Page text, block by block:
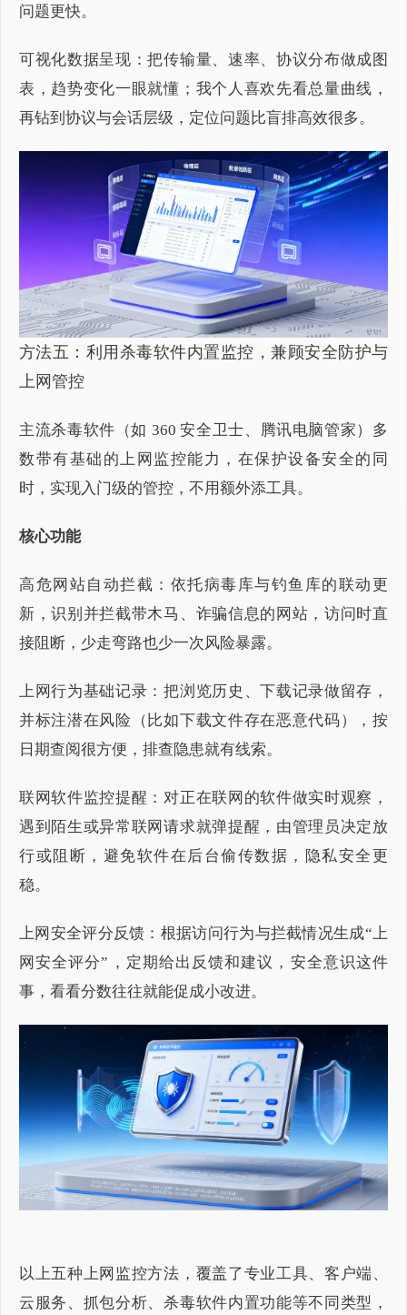
问题更快。
可视化数据呈现：把传输量、速率、协议分布做成图
表，趋势变化一眼就懂；我个人喜欢先看总量曲线，
再钻到协议与会话层级，定位问题比盲排高效很多。
方法五：利用杀毒软件内置监控，兼顾安全防护与
上网管控
主流杀毒软件（如 360 安全卫士、腾讯电脑管家）多
数带有基础的上网监控能力，在保护设备安全的同
时，实现入门级的管控，不用额外添工具。
核心功能
高危网站自动拦截：依托病毒库与钓鱼库的联动更
新，识别并拦截带木马、诈骗信息的网站，访问时直
接阻断，少走弯路也少一次风险暴露。
上网行为基础记录：把浏览历史、下载记录做留存，
并标注潜在风险（比如下载文件存在恶意代码），按
日期查阅很方便，排查隐患就有线索。
联网软件监控提醒：对正在联网的软件做实时观察，
遇到陌生或异常联网请求就弹提醒，由管理员决定放
行或阻断，避免软件在后台偷传数据，隐私安全更
稳。
上网安全评分反馈：根据访问行为与拦截情况生成“上
网安全评分”，定期给出反馈和建议，安全意识这件
事，看看分数往往就能促成小改进。
以上五种上网监控方法，覆盖了专业工具、客户端、
云服务、抓包分析、杀毒软件内置功能等不同类型，